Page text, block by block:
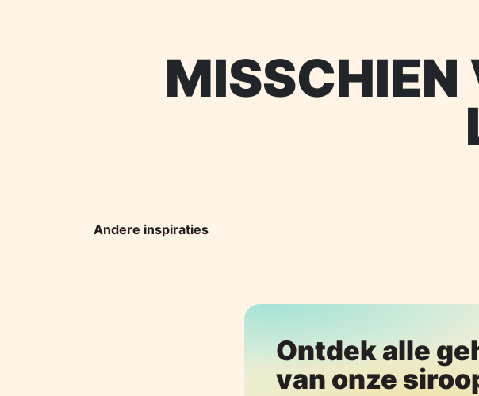
MISSCHIEN
Andere inspiraties
Ontdek alle
van onze